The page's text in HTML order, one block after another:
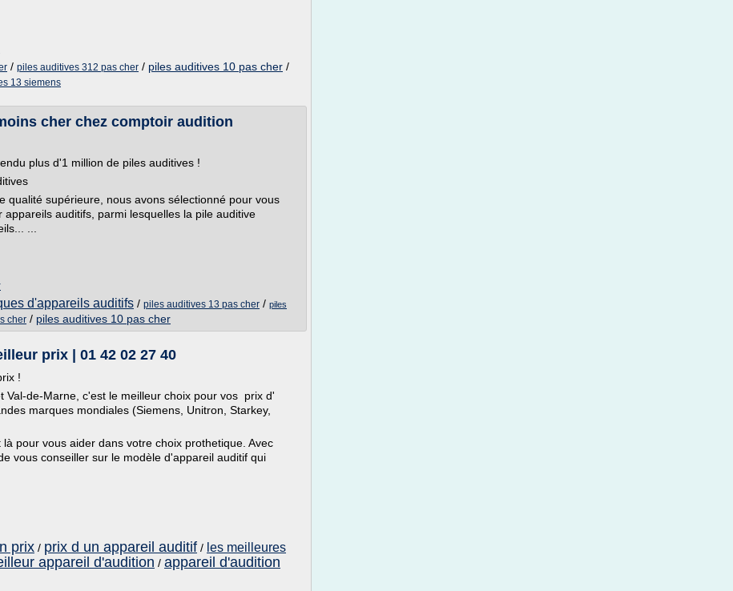
/ piles auditives 312 pas cher / piles auditives 10 pas cher /
13 siemens
cher chez comptoir audition
plus d'1 million de piles auditives !
qualité supérieure, nous avons sélectionné pour vous
auditifs, parmi lesquelles la pile auditive
...
d'appareils auditifs / piles auditives 13 pas cher / piles
cher / piles auditives 10 pas cher
prix | 01 42 02 27 40
!
Val-de-Marne, c'est le meilleur choix pour vos prix d'
marques mondiales (Siemens, Unitron, Starkey,
pour vous aider dans votre choix prothetique. Avec
vous conseiller sur le modèle d'appareil auditif qui
prix / prix d un appareil auditif / les meilleures
appareil d'audition / appareil d'audition